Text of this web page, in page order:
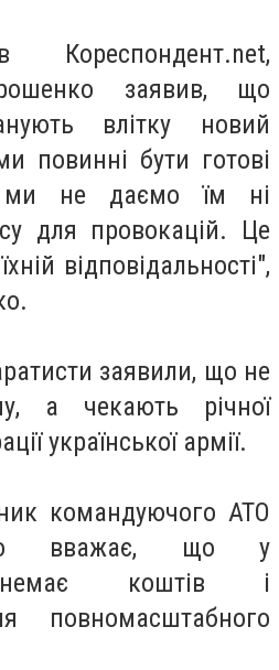
Кореспондент.net,
заявив, що
влітку новий
повинні бути готові
не даємо їм ні
для провокацій. Це
відповідальності",
заявили, що не
а чекають річної
української армії.
командуючого АТО
вважає, що у
немає коштів і
повномасштабного